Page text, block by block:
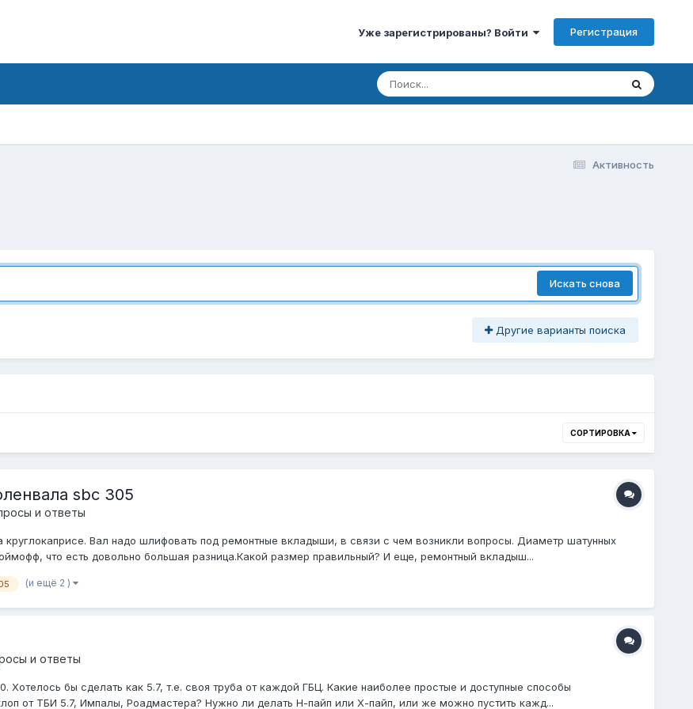
Уже зарегистрированы? Войти Регистрация
Активность
Искать снова
Другие варианты поиска
СОРТИРОВКА
sbc 305
и ответы
круглокаприсе. Вал надо шлифовать под ремонтные вкладыши, в связи с чем возникли вопросы. Диаметр шатунных
что есть довольно большая разница.Какой размер правильный? И еще, ремонтный вкладыш...
(и ещё 2 )
и ответы
Хотелось бы сделать как 5.7, т.е. своя труба от каждой ГБЦ. Какие наиболее простые и доступные способы
от ТБИ 5.7, Импалы, Роадмастера? Нужно ли делать Н-пайп или Х-пайп, или же можно пустить кажд...